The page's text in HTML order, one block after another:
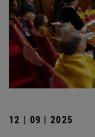
12 | 09 | 2025